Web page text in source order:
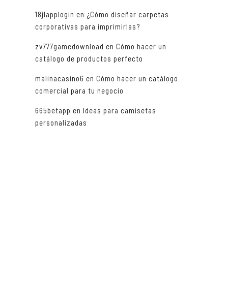
18jlapplogin en ¿Cómo diseñar carpetas
corporativas para imprimirlas?
zv777gamedownload en Cómo hacer un
catálogo de productos perfecto
malinacasino6 en Cómo hacer un catálogo
comercial para tu negocio
665betapp en Ideas para camisetas
personalizadas